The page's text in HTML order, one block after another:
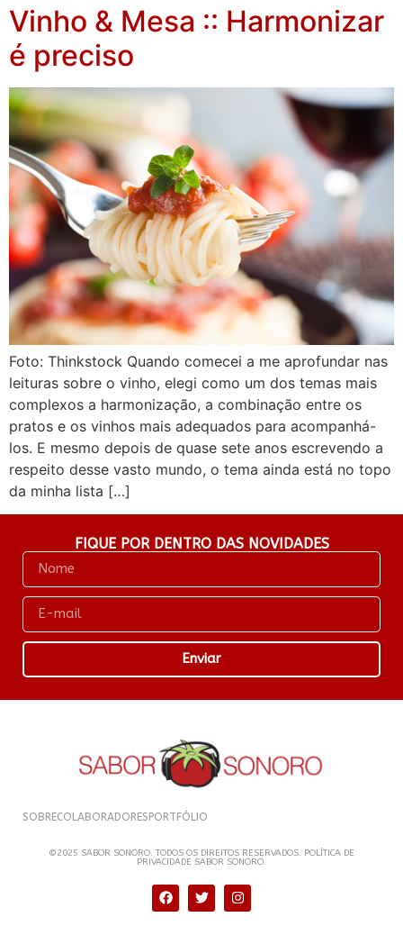
Vinho & Mesa :: Harmonizar
é preciso
Foto: Thinkstock Quando comecei a me aprofundar nas
leituras sobre o vinho, elegi como um dos temas mais
complexos a harmonização, a combinação entre os
pratos e os vinhos mais adequados para acompanhá-
los. E mesmo depois de quase sete anos escrevendo a
respeito desse vasto mundo, o tema ainda está no topo
da minha lista […]
FIQUE POR DENTRO DAS NOVIDADES
Enviar
SOBRECOLABORADORESPORTFÓLIO
©2025 SABOR SONORO. TODOS OS DIREITOS RESERVADOS. POLÍTICA DE
PRIVACIDADE SABOR SONORO.